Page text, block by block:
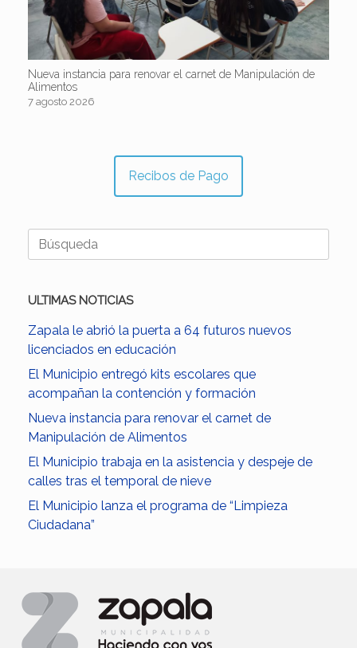
Nueva instancia para renovar el carnet de Manipulación de
Alimentos
7 agosto 2026
Recibos de Pago
Buscar:
ULTIMAS NOTICIAS
Zapala le abrió la puerta a 64 futuros nuevos
licenciados en educación
El Municipio entregó kits escolares que
acompañan la contención y formación
Nueva instancia para renovar el carnet de
Manipulación de Alimentos
El Municipio trabaja en la asistencia y despeje de
calles tras el temporal de nieve
El Municipio lanza el programa de “Limpieza
Ciudadana”